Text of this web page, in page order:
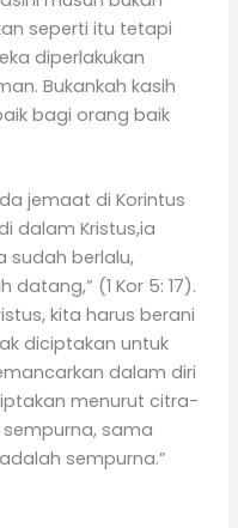
seperti itu tetapi
diperlakukan
Bukankah kasih
bagi orang baik
jemaat di Korintus
dalam Kristus,ia
sudah berlalu,
(1 Kor 5: 17).
kita harus berani
diciptakan untuk
dalam diri
menurut citra-
sempurna, sama
sempurna.”